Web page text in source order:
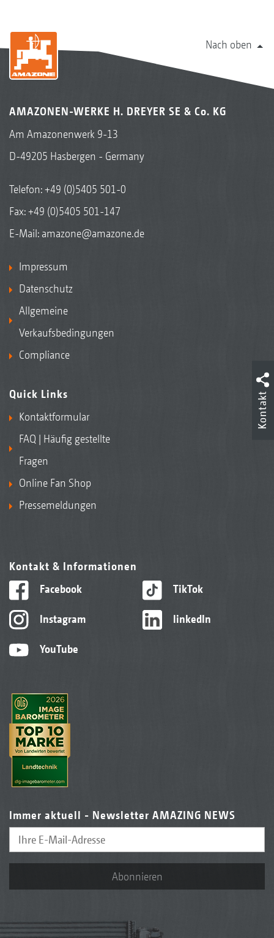
Nach oben
AMAZONEN-WERKE H. DREYER SE & Co. KG
Am Amazonenwerk 9-13
D-49205 Hasbergen - Germany
Telefon:+49 (0)5405 501-0
Fax: +49 (0)5405 501-147
E-Mail: amazone@amazone.de
Impressum
Datenschutz
Allgemeine
Verkaufsbedingungen
Compliance
Quick Links
Kontaktformular
FAQ | Häufig gestellte
Fragen
Online Fan Shop
Pressemeldungen
Kontakt & Informationen
Facebook
Instagram
YouTube
TikTok
linkedIn
Immer aktuell - Newsletter AMAZING NEWS
Abonnieren
Kontakt